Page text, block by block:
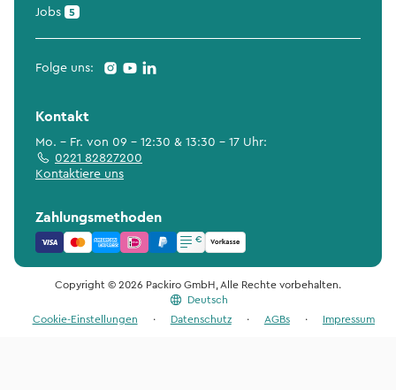
Jobs 5
Folge uns:
Kontakt
Mo. - Fr. von 09 - 12:30 & 13:30 - 17 Uhr:
0221 82827200
Kontaktiere uns
Zahlungsmethoden
Copyright © 2026 Packiro GmbH, Alle Rechte vorbehalten.
Deutsch
Cookie-Einstellungen
· Datenschutz · AGBs · Impressum